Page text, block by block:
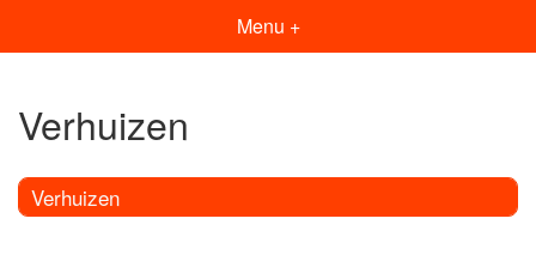
Menu +
Verhuizen
Verhuizen